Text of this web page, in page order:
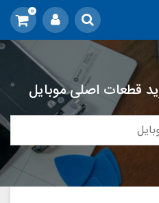
0
قطعات اصلی موبایل